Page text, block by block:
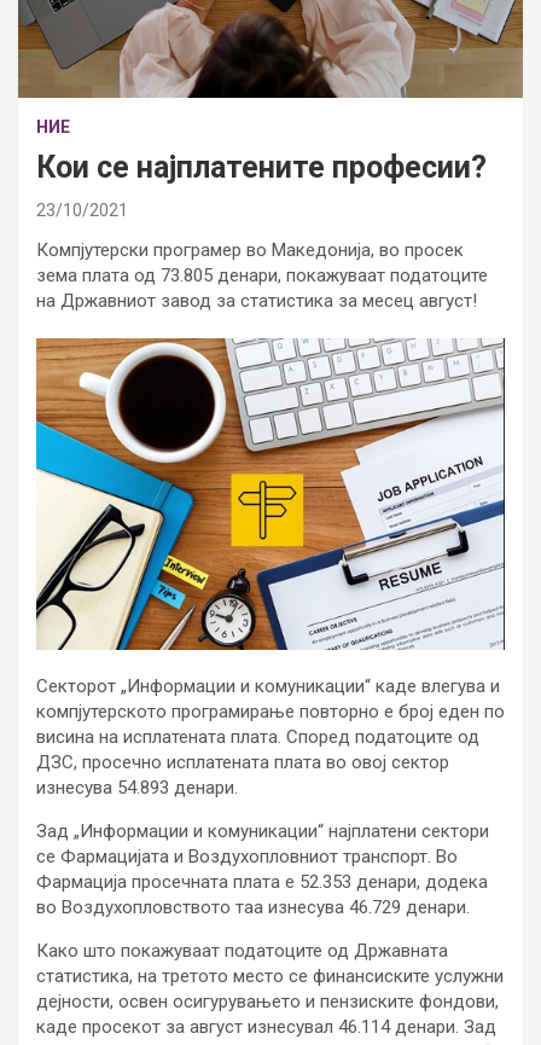
НИЕ
Кои се најплатените професии?
23/10/2021
Компјутерски програмер во Македонија, во просек
зема плата од 73.805 денари, покажуваат податоците
на Државниот завод за статистика за месец август!
Секторот „Информации и комуникации“ каде влегува и
компјутерското програмирање повторно е број еден по
висина на исплатената плата. Според податоците од
ДЗС, просечно исплатената плата во овој сектор
изнесува 54.893 денари.
Зад „Информации и комуникации“ најплатени сектори
се Фармацијата и Воздухопловниот транспорт. Во
Фармација просечната плата е 52.353 денари, додека
во Воздухопловството таа изнесува 46.729 денари.
Како што покажуваат податоците од Државната
статистика, на третото место се финансиските услужни
дејности, освен осигурувањето и пензиските фондови,
каде просекот за август изнесувал 46.114 денари. Зад